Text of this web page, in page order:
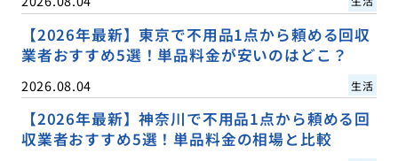
【2026年最新】東京で不用品1点から頼める回収
業者おすすめ5選！単品料金が安いのはどこ？
2026.08.04 生活
【2026年最新】神奈川で不用品1点から頼める回
収業者おすすめ5選！単品料金の相場と比較